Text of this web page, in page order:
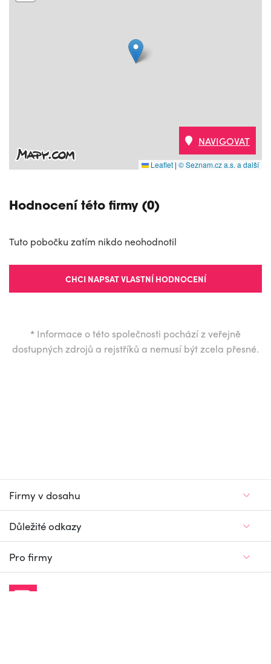
Leaflet | © Seznam.cz a.s. a další
NAVIGOVAT
Hodnocení této firmy (0)
Tuto pobočku zatím nikdo neohodnotil
CHCI NAPSAT VLASTNÍ HODNOCENÍ
* Informace o této společnosti pochází z veřejně
dostupných zdrojů a rejstříků a nemusí být zcela přesné.
Firmy v dosahu
Důležité odkazy
Pro firmy